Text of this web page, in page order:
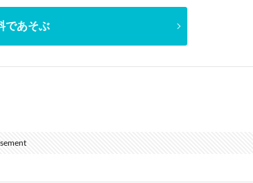
であそぶ